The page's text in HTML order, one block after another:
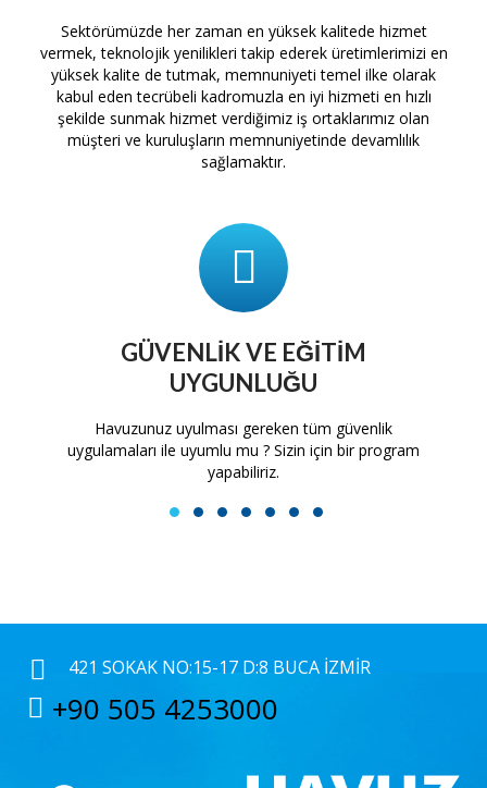
Sektörümüzde her zaman en yüksek kalitede hizmet
vermek, teknolojik yenilikleri takip ederek üretimlerimizi en
yüksek kalite de tutmak, memnuniyeti temel ilke olarak
kabul eden tecrübeli kadromuzla en iyi hizmeti en hızlı
şekilde sunmak hizmet verdiğimiz iş ortaklarımız olan
müşteri ve kuruluşların memnuniyetinde devamlılık
sağlamaktır.
GÜVENLIK VE EĞITIM
UYGUNLUĞU
Havuzunuz uyulması gereken tüm güvenlik
uygulamaları ile uyumlu mu ? Sizin için bir program
yapabiliriz.
1 2 3 4 5 6 7
421 SOKAK NO:15-17 D:8 BUCA İZMIR
+90 505 4253000